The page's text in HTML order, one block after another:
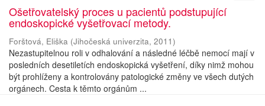
Ošetřovatelský proces u pacientů podstupující
endoskopické vyšetřovací metody.
Forštová, Eliška (Jihočeská univerzita, 2011)
Nezastupitelnou roli v odhalování a následné léčbě nemocí mají v
posledních desetiletích endoskopická vyšetření, díky nimž mohou
být prohlíženy a kontrolovány patologické změny ve všech dutých
orgánech. Cesta k těmto orgánům ...